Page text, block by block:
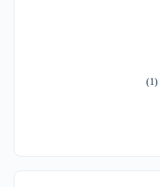
(1)